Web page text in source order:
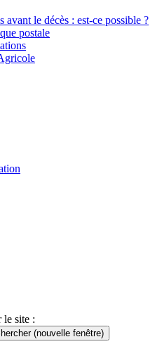
avant le décès : est-ce possible ?
postale
le site :
(nouvelle fenêtre)